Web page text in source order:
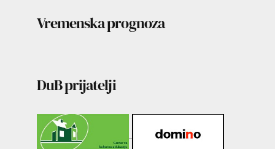
Vremenska prognoza
DuB prijatelji